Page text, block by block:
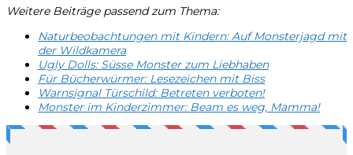
Weitere Beiträge passend zum Thema:
Naturbeobachtungen mit Kindern: Auf Monsterjagd mit
der Wildkamera
Ugly Dolls: Süsse Monster zum Liebhaben
Für Bücherwürmer: Lesezeichen mit Biss
Warnsignal Türschild: Betreten verboten!
Monster im Kinderzimmer: Beam es weg, Mamma!